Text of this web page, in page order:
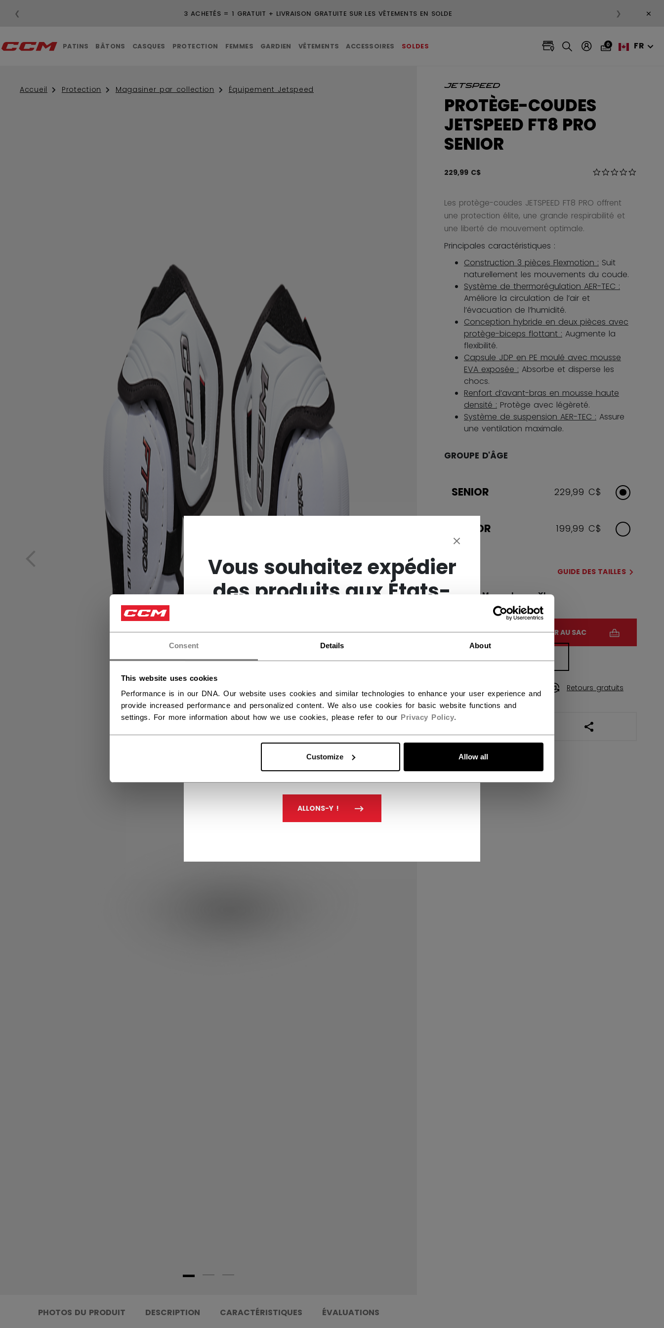
Consent Details About
This website uses cookies
Performance is in our DNA. Our website uses cookies and similar technologies to enhance your user experience and
provide increased performance and personalized content. We also use cookies for basic website functions and
settings. For more information about how we use cookies, please refer to our Privacy Policy.
Customize Allow all
Vous souhaitez expédier
des produits aux États-
ALLONS-Y !
3 ACHETÉS = 1 GRATUIT + LIVRAISON GRATUITE SUR LES VÊTEMENTS EN SOLDE
❮ ❯ ×
PATINS BÂTONS CASQUES PROTECTION FEMMES GARDIEN VÊTEMENTS ACCESSOIRES SOLDES 0 FR
Accueil Protection Magasiner par collection Équipement Jetspeed
PROTÈGE-COUDES
JETSPEED FT8 PRO
SENIOR
229,99 C$ 3,1 sur 5
Les protège-coudes JETSPEED FT8 PRO offrent
une protection élite, une grande respirabilité et
une liberté de mouvement optimale.
Principales caractéristiques :
Construction 3 pièces Flexmotion : Suit
naturellement les mouvements du coude.
Système de thermorégulation AER-TEC :
Améliore la circulation de l’air et
l’évacuation de l’humidité.
Conception hybride en deux pièces avec
protège-biceps flottant : Augmente la
flexibilité.
Capsule JDP en PE moulé avec mousse
EVA exposée : Absorbe et disperse les
chocs.
Renfort d’avant-bras en mousse haute
densité : Protège avec légèreté.
Système de suspension AER-TEC : Assure
une ventilation maximale.
GROUPE D'ÂGE
SENIOR 229,99 C$
JUNIOR 199,99 C$
TAILLE GUIDE DES TAILLES
M L XL
AJOUTER AU SAC
Retours gratuits
OUVRIR LES LIENS
PHOTOS DU PRODUIT DESCRIPTION CARACTÉRISTIQUES ÉVALUATIONS